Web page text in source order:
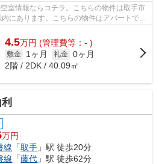
室情報ならコチラ。こちらの物件は取手市
にあります。こちらの物件はアパートで
アパート...
4.5万円 (管理費等：- )
敷金 1ヶ月 礼金 0ヶ月
2階 / 2DK / 40.09㎡
万円
線 「取手 」駅 徒歩20分
線 「藤代 」駅 徒歩62分